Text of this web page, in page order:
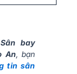
Sân bay
An, bạn
tin sân